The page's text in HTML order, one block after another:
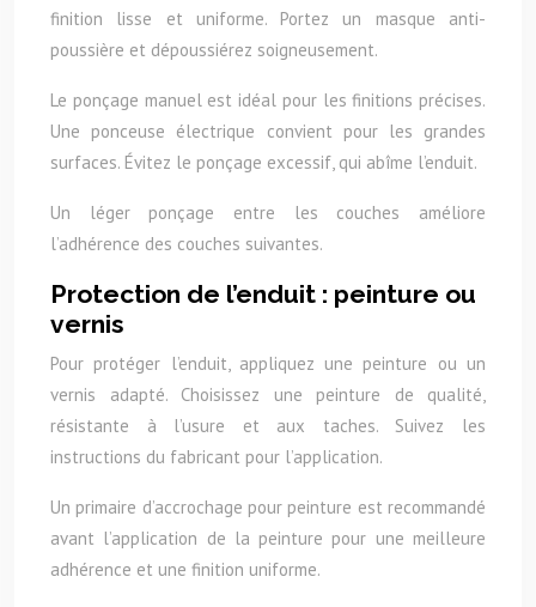
finition lisse et uniforme. Portez un masque anti-
poussière et dépoussiérez soigneusement.
Le ponçage manuel est idéal pour les finitions précises.
Une ponceuse électrique convient pour les grandes
surfaces. Évitez le ponçage excessif, qui abîme l’enduit.
Un léger ponçage entre les couches améliore
l’adhérence des couches suivantes.
Protection de l’enduit : peinture ou
vernis
Pour protéger l’enduit, appliquez une peinture ou un
vernis adapté. Choisissez une peinture de qualité,
résistante à l’usure et aux taches. Suivez les
instructions du fabricant pour l’application.
Un primaire d’accrochage pour peinture est recommandé
avant l’application de la peinture pour une meilleure
adhérence et une finition uniforme.